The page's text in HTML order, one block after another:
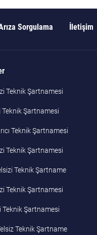
Sorgulama İletişim
Teknik Şartnamesi
Teknik Şartnamesi
Teknik Şartnamesi
Teknik Şartnamesi
Teknik Şartname
Teknik Şartnamesi
Teknik Şartnamesi
Teknik Şartname